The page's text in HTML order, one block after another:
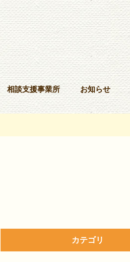
相談支援事業所 お知らせ
カテゴリ